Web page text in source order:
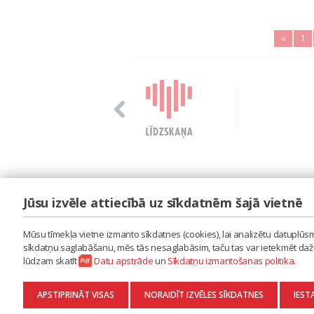
« 1
LAIPA
ES RADU MŪZIKU
AKTUALITĀTES
KONTAKTI
SĪKDATŅU IZMANTOŠANAS POLITIKA
DATU APSTRĀDE
Jūsu izvēle attiecībā uz sīkdatnēm šajā vietnē
Mūsu tīmekļa vietne izmanto sīkdatnes (cookies), lai analizētu
sīkdatņu saglabāšanu, mēs tās nesaglabāsim, taču tas var ietekmēt
lūdzam skatīt
Datu apstrādeun Sīkdatņu izmantošanas politika.
APSTIPRINĀT VISAS NORAIDĪT IZVĒLES SĪKDATNES